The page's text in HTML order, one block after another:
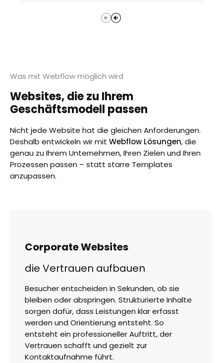
Was mit Webflow möglich wird
Websites, die zu Ihrem
Geschäftsmodell passen
Nicht jede Website hat die gleichen Anforderungen.
Deshalb entwickeln wir mit Webflow Lösungen, die
genau zu Ihrem Unternehmen, Ihren Zielen und Ihren
Prozessen passen – statt starre Templates
anzupassen.
Corporate Websites
die Vertrauen aufbauen
Besucher entscheiden in Sekunden, ob sie
bleiben oder abspringen. Strukturierte Inhalte
sorgen dafür, dass Leistungen klar erfasst
werden und Orientierung entsteht. So
entsteht ein professioneller Auftritt, der
Vertrauen schafft und gezielt zur
Kontaktaufnahme führt.